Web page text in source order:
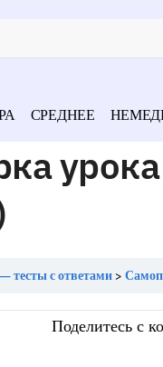
СРЕДНЕЕ
тесты с ответами
Поделитесь с